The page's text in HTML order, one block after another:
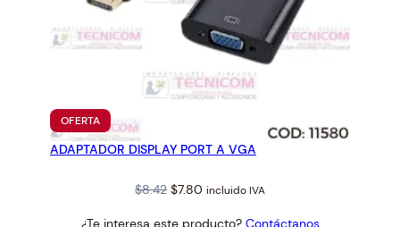
OFERTAPRODUCTO
EN
OFERTA
ADAPTADOR DISPLAY PORT A VGA
$8.42 Original
$7.80 Current
incluido IVA
¿Te interesa este producto? Contáctanos